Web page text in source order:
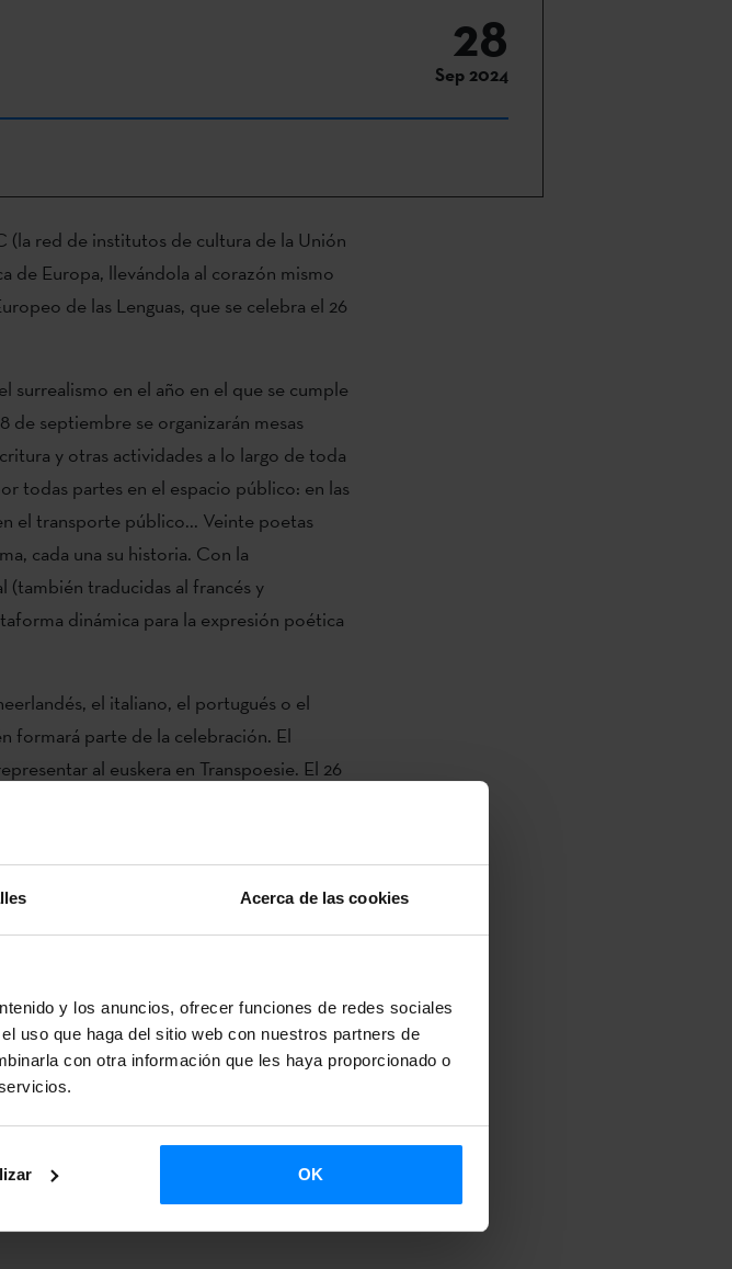
Acerca de las cookies
y los anuncios, ofrecer funciones de redes sociales
uso que haga del sitio web con nuestros partners de
con otra información que les haya proporcionado o
OK
28
Sep 2024
(la red de institutos de cultura de la Unión
de Europa, llevándola al corazón mismo
de las Lenguas, que se celebra el 26
surrealismo en el año en el que se cumple
de septiembre se organizarán mesas
y otras actividades a lo largo de toda
todas partes en el espacio público: en las
el transporte público... Veinte poetas
cada una su historia. Con la
(también traducidas al francés y
dinámica para la expresión poética
el italiano, el portugués o el
formará parte de la celebración. El
al euskera en Transpoesie. El 26
sobre